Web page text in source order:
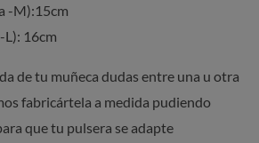
-M):15cm
L): 16cm
de tu muñeca dudas entre una u otra
fabricártela a medida pudiendo
que tu pulsera se adapte